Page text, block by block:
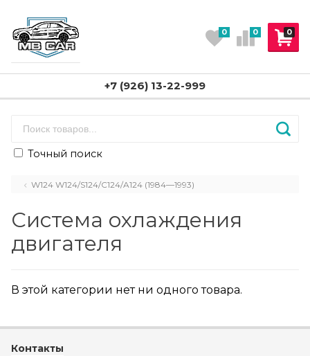
0
0 0
+7 (926) 13-22-999
Точный поиск
W124 W124/S124/C124/A124 (1984—1993)
Система охлаждения
двигателя
В этой категории нет ни одного товара.
Контакты